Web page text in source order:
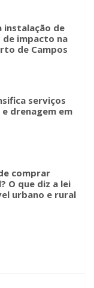
instalação de
impacto na
de Campos
serviços
drenagem em
comprar
O que diz a lei
urbano e rural